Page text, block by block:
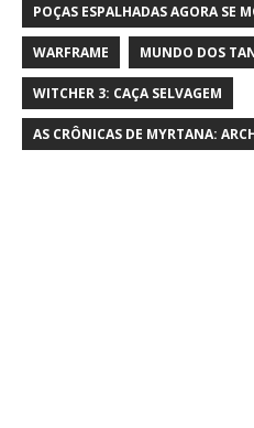
POÇAS ESPALHADAS AGORA SE
WARFRAME MUNDO DOS
WITCHER 3: CAÇA SELVAGEM
AS CRÔNICAS DE MYRTANA: